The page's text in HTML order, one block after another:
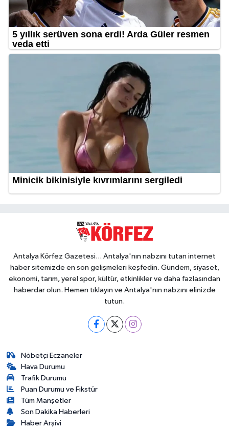
Antalya Körfez Gazetesi... Antalya'nın nabzını tutan internet
haber sitemizde en son gelişmeleri keşfedin. Gündem, siyaset,
ekonomi, tarım, yerel spor, kültür, etkinlikler ve daha fazlasından
haberdar olun. Hemen tıklayın ve Antalya'nın nabzını elinizde
tutun.
Nöbetçi Eczaneler
Hava Durumu
Trafik Durumu
Puan Durumu ve Fikstür
Tüm Manşetler
Son Dakika Haberleri
Haber Arşivi